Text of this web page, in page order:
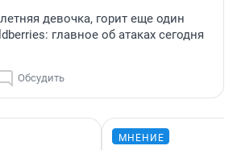
девочка, горит еще один
главное об атаках сегодня
Обсудить
МНЕНИЕ